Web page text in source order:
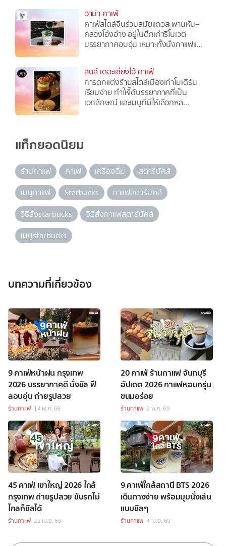
อาม่า คาเฟ่
คาเฟ่สไตล์จีนร่วมสมัยแถวสะพานหัน–
คลองโอ่งอ่าง อยู่ในตึกเก่ารีโนเวต
บรรยากาศอบอุ่น เหมาะทั้งนั่งกาแฟแ...
ลินส์ เดอะเซี่ยงไฮ้ คาเฟ่
การตกแต่งร้านสไตล์เมืองเก่าโมเดิร์น
เรียบง่าย ทำให้ได้บรรยากาศที่เป็น
เอกลักษณ์ และเมนูที่มีให้เลือกหล...
แท็กยอดนิยม
ร้านกาแฟ คาเฟ่ เครื่องดื่ม
สตาร์บัคส์
เมนูกาแฟ
Starbucks
กาแฟสตาร์บัคส์
วิธีสั่งstarbucks
วิธีสั่งกาแฟสตาร์บัคส์
เมนูstarbucks
บทความที่เกี่ยวข้อง
9 คาเฟ่หน้าฝน กรุงเทพ
2026 บรรยากาศดี นั่งชิล ฟี
ลอบอุ่น ถ่ายรูปสวย
ร้านกาแฟ 14 พ.ค. 69
20 คาเฟ่ ร้านกาแฟ จันทบุรี
อัปเดต 2026 กาแฟหอมกรุ่น
ขนมอร่อย
ร้านกาแฟ 2 พ.ค. 69
45 คาเฟ่ เขาใหญ่ 2026 ใกล้
กรุงเทพ ถ่ายรูปสวย ขับรถไม่
ไกลก็ชิลได้
ร้านกาแฟ 22 เม.ย. 69
9 คาเฟ่ใกล้สถานี BTS 2026
เดินทางง่าย พร้อมมุมนั่งเล่น
แบบชิลๆ
ร้านกาแฟ 4 เม.ย. 69